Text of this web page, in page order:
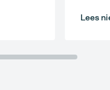
Lees